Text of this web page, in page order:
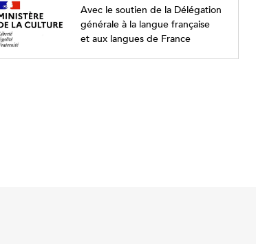
Avec le soutien de la Délégation
générale à la langue française
et aux langues de France